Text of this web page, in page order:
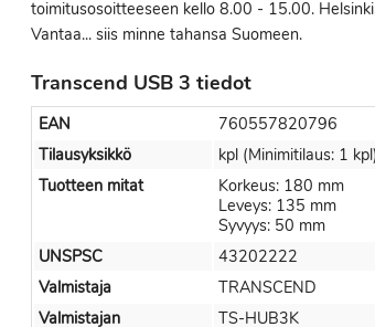
toimitusosoitteeseen kello 8.00 - 15.00.
Vantaa... siis minne tahansa Suomeen.
Transcend USB 3 tiedot
EAN
760557820796
Tilausyksikkö
kpl (Minimitilaus: 1 kpl)
Tuotteen mitat
Korkeus: 180 mm
Leveys: 135 mm
Syvyys: 50 mm
UNSPSC
43202222
Valmistaja
TRANSCEND
Valmistajan
TS-HUB3K